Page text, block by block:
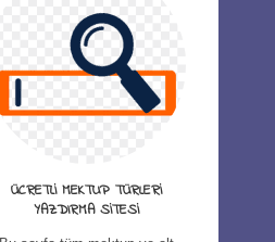
ÜCRETLI MEKTUP TÜRLERI
YAZDIRMA SITESI